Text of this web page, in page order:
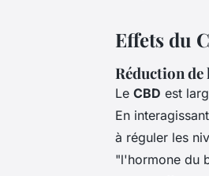
Effets du
Réduction
Le CBD est
En
à réguler les
"l'hormone du